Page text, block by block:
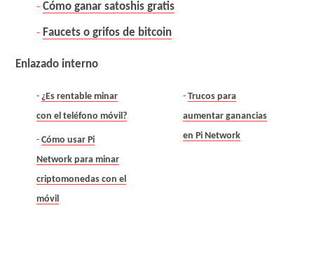
Cómo ganar satoshis gratis
Faucets o grifos de bitcoin
Enlazado interno
¿Es rentable minar
con el teléfono móvil?
Cómo usar Pi
Network para minar
criptomonedas con el
móvil
Trucos para
aumentar ganancias
en Pi Network